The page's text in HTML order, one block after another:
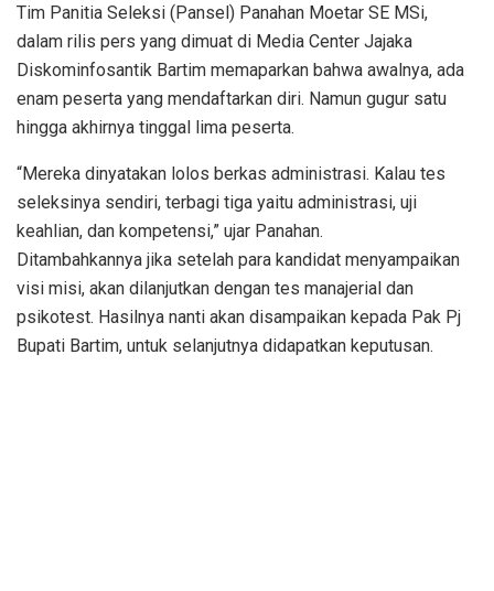
Tim Panitia Seleksi (Pansel) Panahan Moetar SE MSi,
dalam rilis pers yang dimuat di Media Center Jajaka
Diskominfosantik Bartim memaparkan bahwa awalnya, ada
enam peserta yang mendaftarkan diri. Namun gugur satu
hingga akhirnya tinggal lima peserta.
“Mereka dinyatakan lolos berkas administrasi. Kalau tes
seleksinya sendiri, terbagi tiga yaitu administrasi, uji
keahlian, dan kompetensi,” ujar Panahan.
Ditambahkannya jika setelah para kandidat menyampaikan
visi misi, akan dilanjutkan dengan tes manajerial dan
psikotest. Hasilnya nanti akan disampaikan kepada Pak Pj
Bupati Bartim, untuk selanjutnya didapatkan keputusan.